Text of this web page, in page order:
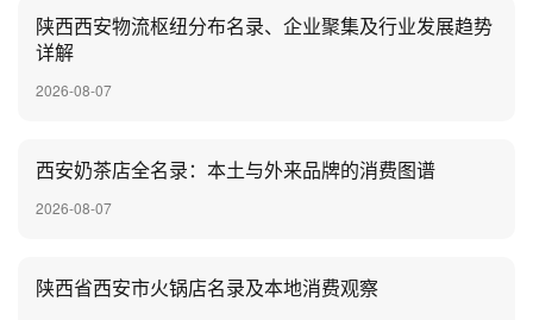
陕西西安物流枢纽分布名录、企业聚集及行业发展趋势
详解
2026-08-07
‌西安奶茶店全名录：本土与外来品牌的消费图谱
2026-08-07
陕西省西安市火锅店名录及本地消费观察